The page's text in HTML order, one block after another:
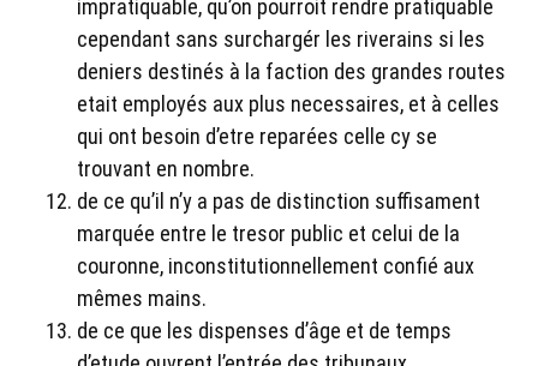
impratiquable, qu’on pourroit rendre pratiquable
cependant sans surchargér les riverains si les
deniers destinés à la faction des grandes routes
etait employés aux plus necessaires, et à celles
qui ont besoin d’etre reparées celle cy se
trouvant en nombre.
de ce qu’il n’y a pas de distinction suffisament
marquée entre le tresor public et celui de la
couronne, inconstitutionnellement confié aux
mêmes mains.
de ce que les dispenses d’âge et de temps